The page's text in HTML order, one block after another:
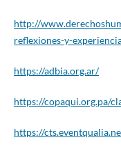
http://
reflexiones-y-
https://adbia.org.ar/
https://copaqui.org.pa/
https://